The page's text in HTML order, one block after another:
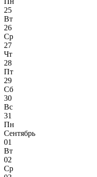
25
Вт
26
Ср
27
Чт
28
Пт
29
Сб
30
Вс
31
Пн
Сентябрь
01
Вт
02
Ср